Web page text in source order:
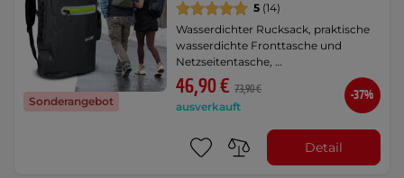
Sonderangebot
5 (14)
Wasserdichter Rucksack, praktische
wasserdichte Fronttasche und
Netzseitentasche, …
46,90 € 73,90 €
ausverkauft
-37%
Detail